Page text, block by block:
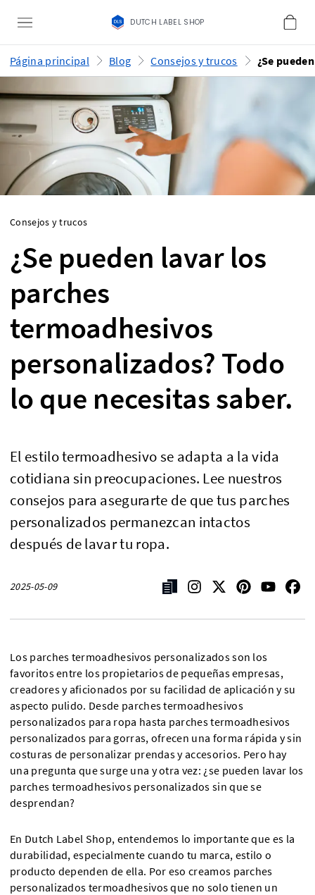
DUTCH LABEL SHOP
Página principal Blog Consejos y trucos
Consejos y trucos
¿Se pueden lavar los
parches
termoadhesivos
personalizados? Todo
lo que necesitas saber.
El estilo termoadhesivo se adapta a la vida
cotidiana sin preocupaciones. Lee nuestros
consejos para asegurarte de que tus parches
personalizados permanezcan intactos
después de lavar tu ropa.
2025-05-09
Los parches termoadhesivos personalizados son los
favoritos entre los propietarios de pequeñas empresas,
creadores y aficionados por su facilidad de aplicación y su
aspecto pulido. Desde parches termoadhesivos
personalizados para ropa hasta parches termoadhesivos
personalizados para gorras, ofrecen una forma rápida y sin
costuras de personalizar prendas y accesorios. Pero hay
una pregunta que surge una y otra vez: ¿se pueden lavar los
parches termoadhesivos personalizados sin que se
desprendan?
En Dutch Label Shop, entendemos lo importante que es la
durabilidad, especialmente cuando tu marca, estilo o
producto dependen de ella. Por eso creamos parches
personalizados termoadhesivos que no solo tienen un